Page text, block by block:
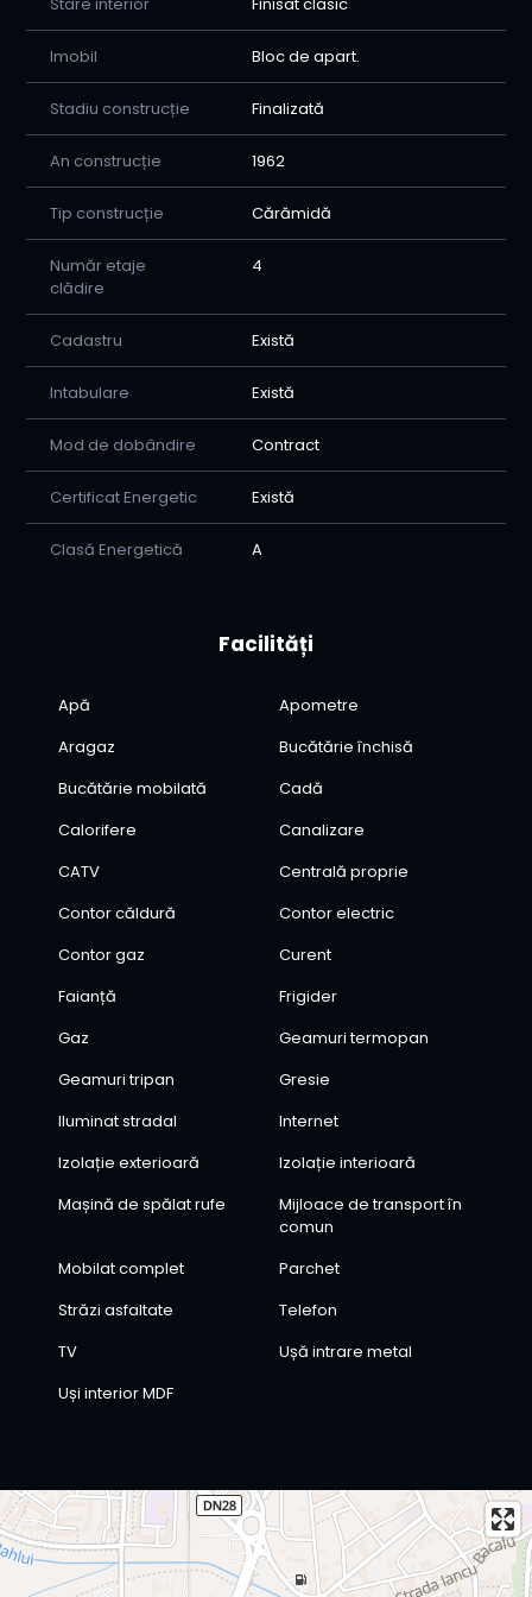
Imobil Bloc de apart.
Stadiu construcție Finalizată
An construcție 1962
Tip construcție Cărămidă
Număr etaje
clădire
4
Cadastru Există
Intabulare Există
Mod de dobândire Contract
Certificat Energetic Există
Clasă Energetică A
Facilități
Apă
Apometre
Aragaz
Bucătărie închisă
Bucătărie mobilată
Cadă
Calorifere
Canalizare
CATV
Centrală proprie
Contor căldură
Contor electric
Contor gaz
Curent
Faianță
Frigider
Gaz
Geamuri termopan
Geamuri tripan
Gresie
Iluminat stradal
Internet
Izolație exterioară
Izolație interioară
Mașină de spălat rufe
Mijloace de transport în
comun
Mobilat complet
Parchet
Străzi asfaltate
Telefon
TV
Ușă intrare metal
Uși interior MDF